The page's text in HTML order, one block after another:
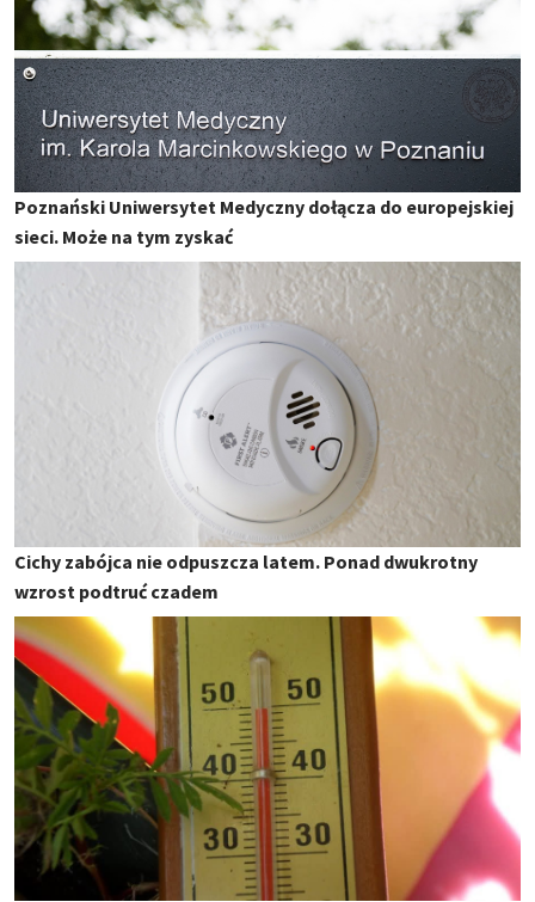
Poznański Uniwersytet Medyczny dołącza do europejskiej
sieci. Może na tym zyskać
Cichy zabójca nie odpuszcza latem. Ponad dwukrotny
wzrost podtruć czadem